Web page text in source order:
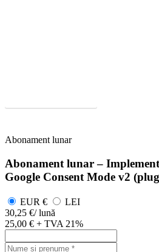
Abonament lunar
Abonament lunar –
Google Consent Mode v2
EUR €
LEI
30,25 €/ lună
25,00 € + TVA 21%